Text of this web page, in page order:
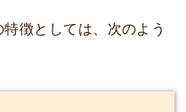
徴としては、次のよう